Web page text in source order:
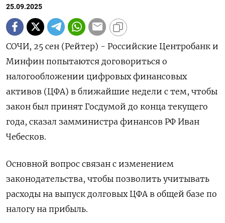
25.09.2025
СОЧИ, 25 сен (Рейтер) - Российские Центробанк и
Минфин попытаются договориться о
налогообложении цифровых финансовых
активов (ЦФА) в ближайшие недели с тем, чтобы
закон был принят Госдумой до конца текущего
года, сказал замминистра финансов РФ Иван
Чебесков.
Основной вопрос связан с изменением
законодательства, чтобы позволить учитывать
расходы на выпуск долговых ЦФА в общей базе по
налогу на прибыль.